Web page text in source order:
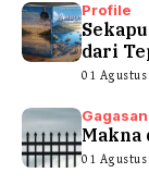
Profile
dari
01 Agustus
Gagasan
Makna
01 Agustus